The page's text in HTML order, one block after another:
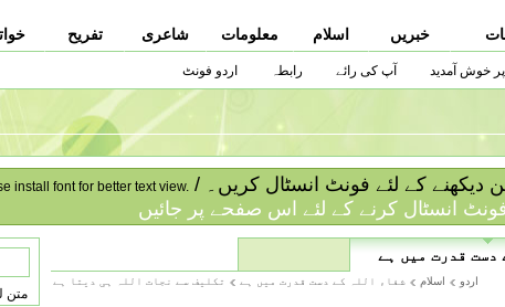
خبریں اسلام معلومات شاعری تفریح
آپ کی رائے رابطہ اردو فونٹ
install font for better text view.
دیکھنے کے لئے فونٹ انسٹال کریں۔
انسٹال کرنے کے لئے اس صفحے پر جائیں
دست قدرت میں ہے
اردو اسلام شفاء اللہ کے دست قدرت میں ہے تکلیف سے نجات اللہ ہی دیتا ہے
متن